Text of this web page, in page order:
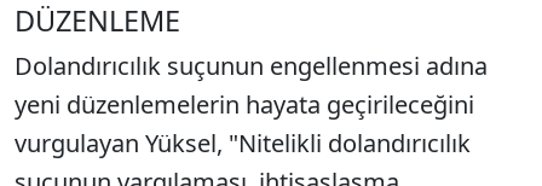
DÜZENLEME
Dolandırıcılık suçunun engellenmesi adına
yeni düzenlemelerin hayata geçirileceğini
vurgulayan Yüksel, "Nitelikli dolandırıcılık